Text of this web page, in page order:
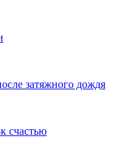
затяжного дождя
счастью